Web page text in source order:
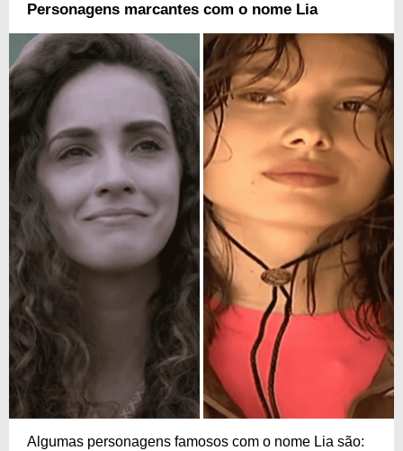
Personagens marcantes com o nome Lia
Algumas personagens famosos com o nome Lia são: